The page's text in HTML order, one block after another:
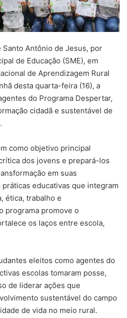
Antônio de Jesus, por
de Educação (SME), em
de Aprendizagem Rural
desta quarta-feira (16), a
do Programa Despertar,
cidadã e sustentável de
como objetivo principal
dos jovens e prepará-los
em suas
educativas que integram
ética, trabalho e
programa promove o
os laços entre escola,
eleitos como agentes do
escolas tomaram posse,
de liderar ações que
sustentável do campo
de vida no meio rural.